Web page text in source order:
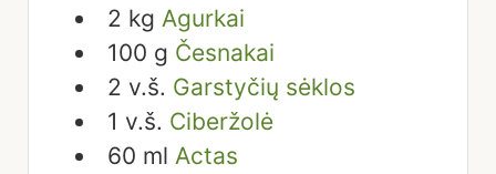
2 kg Agurkai
100 g Česnakai
2 v.š. Garstyčių sėklos
1 v.š. Ciberžolė
60 ml Actas